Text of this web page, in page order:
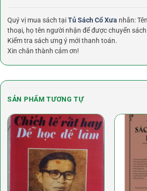
Quý vị mua sách tạiTủ Sách Cổ Xưa nhắn:
thoại, họ tên người nhận để được chuyển
Kiểm tra sách ưng ý mới thanh toán.
Xin chân thành cảm ơn!
SẢN PHẨM TƯƠNG TỰ